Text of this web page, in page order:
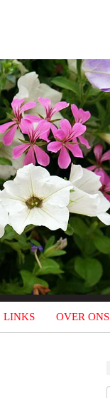
LINKS OVER ONS